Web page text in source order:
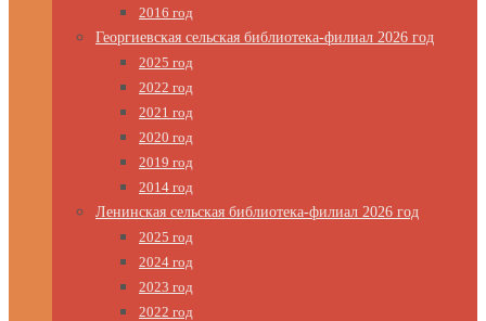
2016 год
Георгиевская сельская библиотека-филиал 2026 год
2025 год
2022 год
2021 год
2020 год
2019 год
2014 год
Ленинская сельская библиотека-филиал 2026 год
2025 год
2024 год
2023 год
2022 год